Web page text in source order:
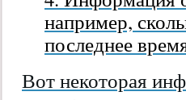
например,
последнее
Вот некоторая